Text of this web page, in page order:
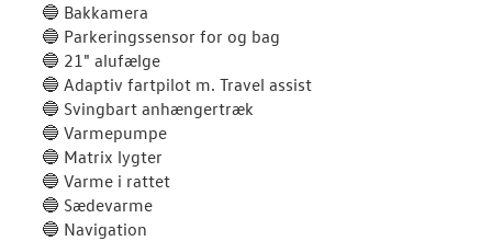
🔵 Bakkamera
🔵 Parkeringssensor for og bag
🔵 21" alufælge
🔵 Adaptiv fartpilot m. Travel assist
🔵 Svingbart anhængertræk
🔵 Varmepumpe
🔵 Matrix lygter
🔵 Varme i rattet
🔵 Sædevarme
🔵 Navigation